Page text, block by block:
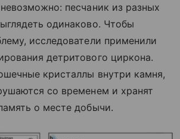
песчаник из разных
одинаково. Чтобы
исследователи применили
детритового циркона.
кристаллы внутри камня,
со временем и хранят
о месте добычи.